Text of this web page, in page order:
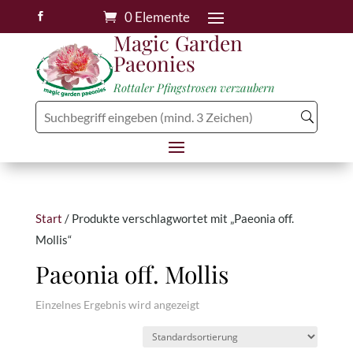
 0 Elemente
Magic Garden
Paeonies
Rottaler Pfingstrosen verzaubern
Start / Produkte verschlagwortet mit „Paeonia off.
Mollis“
Paeonia off. Mollis
Einzelnes Ergebnis wird angezeigt